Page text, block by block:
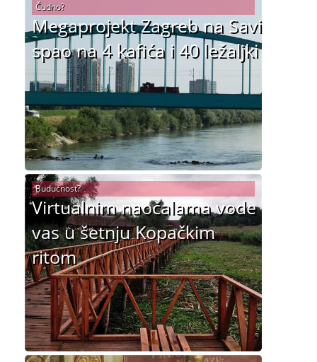
Megaprojekt Zagreb na Savi
spao na 4 kafića i 40 ležaljki
Čudno?
Virtualnim naočalama vode
vas u šetnju Kopačkim
ritom
Budućnost?